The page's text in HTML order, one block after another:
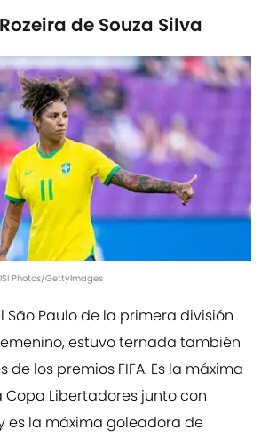
de Souza Silva
Photos/GettyImages
São Paulo de la primera división
estuvo ternada también
de los premios FIFA. Es la máxima
Libertadores junto con
es la máxima goleadora de